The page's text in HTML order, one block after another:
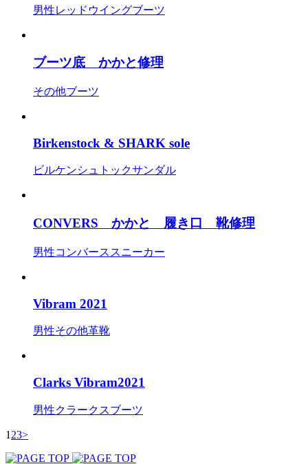
男性レッドウイングブーツ
ブーツ底 かかと修理
その他ブーツ
Birkenstock & SHARK sole
ビルケンシュトックサンダル
CONVERS かかと 履き口 靴修理
男性コンバース スニーカー
Vibram 2021
男性その他革靴
Clarks Vibram2021
男性クラークスブーツ
1 23>